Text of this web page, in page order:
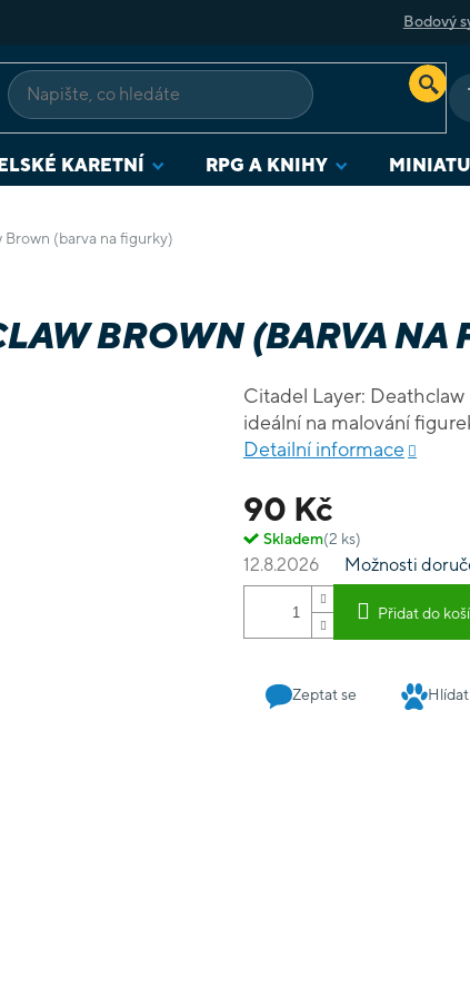
Bodový
KARETNÍ RPG A KNIHY
(barva na figurky)
BROWN (BARVA NA
90 Kč
Skladem(2 ks)
12.8.2026 Možnosti
Přidat do
Citadel Layer:
Detailní informace
Zeptat se Hlídat